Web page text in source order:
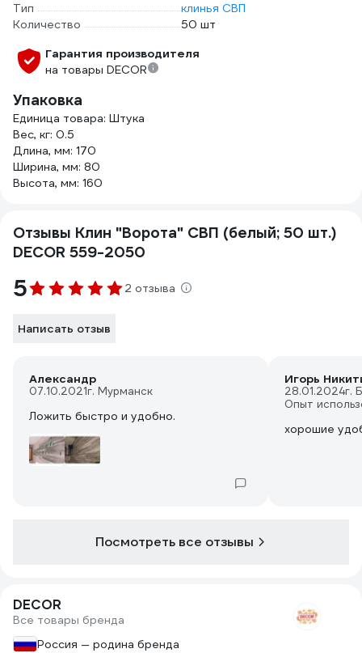
Тип
клинья СВП
Количество
50 шт
Гарантия производителя
на товары DECOR
Упаковка
Единица товара: Штука
Вес, кг: 0.5
Длина, мм: 170
Ширина, мм: 80
Высота, мм: 160
Отзывы Клин "Ворота" СВП (белый; 50 шт.)
DECOR 559-2050
5 2 отзыва
Написать отзыв
Александр
07.10.2021г. Мурманск
Ложить быстро и удобно.
Игорь
28.01.2024г.
Опыт
хорошие
Посмотреть все отзывы
DECOR
Все товары бренда
Россия — родина бренда